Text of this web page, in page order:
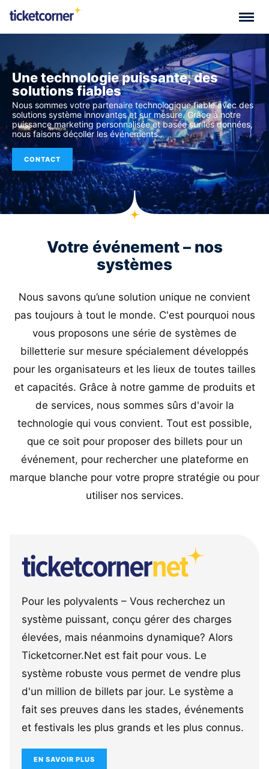
Une technologie puissante, des
solutions fiables
Nous sommes votre partenaire technologique fiable avec des
solutions système innovantes et sur mesure. Grâce à notre
puissance marketing personnalisée et basée sur les données,
nous faisons décoller les événements.
CONTACT
Votre événement – ​​nos
systèmes
Nous savons qu’une solution unique ne convient
pas toujours à tout le monde. C'est pourquoi nous
vous proposons une série de systèmes de
billetterie sur mesure spécialement développés
pour les organisateurs et les lieux de toutes tailles
et capacités. Grâce à notre gamme de produits et
de services, nous sommes sûrs d'avoir la
technologie qui vous convient. Tout est possible,
que ce soit pour proposer des billets pour un
événement, pour rechercher une plateforme en
marque blanche pour votre propre stratégie ou pour
utiliser nos services.
Pour les polyvalents – Vous recherchez un
système puissant, conçu gérer des charges
élevées, mais néanmoins dynamique? Alors
Ticketcorner.Net est fait pour vous. Le
système robuste vous permet de vendre plus
d'un million de billets par jour. Le système a
fait ses preuves dans les stades, événements
et festivals les plus grands et les plus connus.
EN SAVOIR PLUS